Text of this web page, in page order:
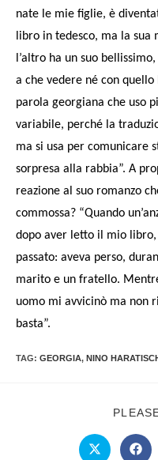
nate le mie figlie, è
libro in tedesco, ma la sua
l’altro ha un suo
a che vedere né con
parola georgiana che uso
variabile, perché la
ma si usa per comunicare
sorpresa alla rabbia”. A
reazione al suo romanzo
commossa? “Quando
dopo aver letto il mio
passato: aveva perso,
marito e un fratello.
uomo mi avvicinò ma non
basta”.
TAG: GEORGIA, NINO